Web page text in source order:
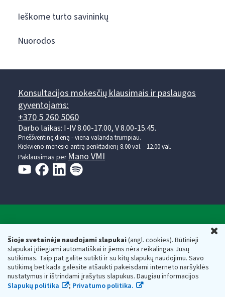
Šioje svetainėje naudojami slapukai(angl. cookies). Būtinieji
slapukai įdiegiami automatiškai ir jiems nėra reikalingas Jūsų
sutikimas. Taip pat galite sutikti ir su kitų slapukų naudojimu. Savo
sutikimą bet kada galėsite atšaukti pakeisdami interneto naršyklės
nustatymus ir ištrindami įrašytus slapukus. Daugiau informacijos
Slapukų politika
; Privatumo politika.
Ieškome turto savininkų
Nuorodos
Konsultacijos mokesčių klausimais ir paslaugos
gyventojams:
+370 5 260 5060
Darbo laikas: I-IV 8.00-17.00, V 8.00-15.45.
Prieššventinę dieną - viena valanda trumpiau.
Kiekvieno mėnesio antrą penktadienį 8.00 val. - 12.00 val.
Paklausimas per Mano VMI
Respublikos finansų ministerijos
Biudžetinė įstaiga. Juridinio asmens kodas — 188659752,
adresas: Vasario 16-osios g. 14, 01107 Vilnius, Lietuva, el.paštas:
vmi@vmi.lt, E. pristatymo dėžutės adresas 188659752
Duomenys apie Valstybinę mokesčių inspekciją prie Lietuvos
Respublikos finansų ministerijos kaupiami ir saugomi Juridinių